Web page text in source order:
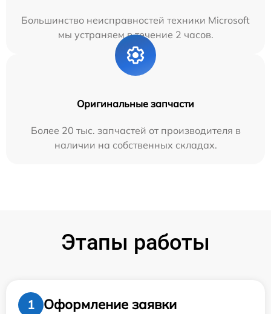
Большинство неисправностей техники Microsoft
мы устраняем в течение 2 часов.
Оригинальные запчасти
Более 20 тыс. запчастей от производителя в
наличии на собственных складах.
Этапы работы
1
Оформление заявки